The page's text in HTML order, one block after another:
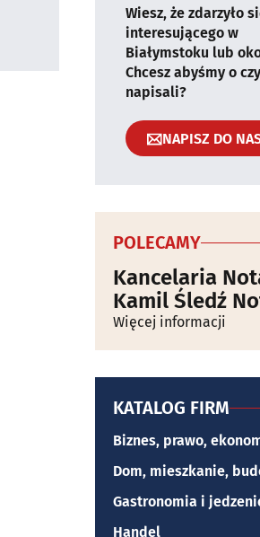
Wiesz, że zdarzyło
interesującego w
Białymstoku lub
Chcesz abyśmy o
napisali?
NAPISZ DO
POLECAMY
Kancelaria
Kamil Śledź
Więcej informacji
KATALOG FIRM
Biznes, prawo,
Dom, mieszkanie,
Gastronomia i
Handel